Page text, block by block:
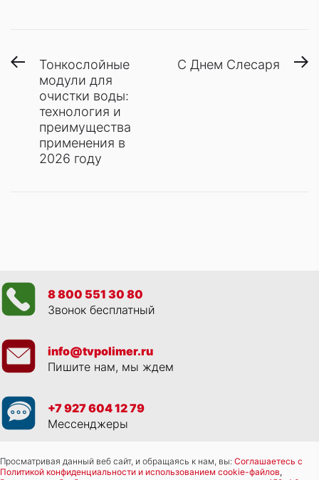
Навигация
записям
Предыдущая
запись:
Тонкослойные
модули для
очистки воды:
технология и
преимущества
применения в
2026 году
С Днем Слесаря
8 800 551 30 80
Звонок бесплатный
info@tvpolimer.ru
Пишите нам, мы ждем
+7 927 604 12 79
Мессенджеры
Просматривая данный веб сайт, и обращаясь к нам, вы: Соглашаетесь с
Политикой конфиденциальности и использованием cookie-файлов,